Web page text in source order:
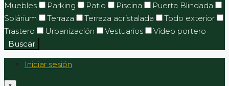
Muebles
Parking Patio Piscina
Puerta Blindada
Solárium
Terraza Terraza acristalada
Todo exterior
Trastero
Urbanización Vestuarios
Vídeo portero
Buscar
Iniciar sesión